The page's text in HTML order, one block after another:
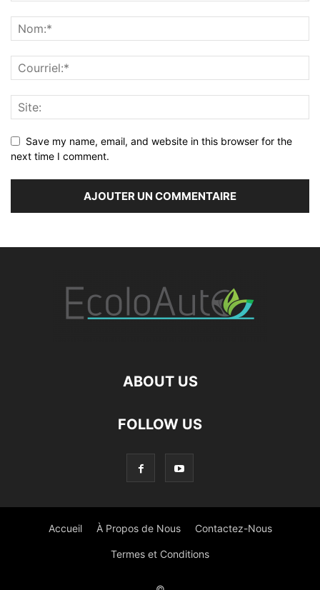
Save my name, email, and website in this browser for the
next time I comment.
ABOUT US
FOLLOW US
Accueil À Propos de Nous Contactez-Nous
Termes et Conditions